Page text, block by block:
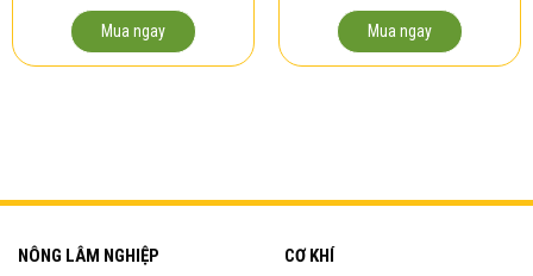
Mua ngay Mua ngay